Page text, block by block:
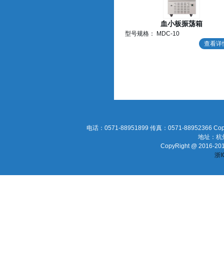
血小板振荡箱
型号规格： MDC-10
查看详
电话：0571-88951899 传真：0571-88952366
地址：杭
CopyRight @ 2016-
浙